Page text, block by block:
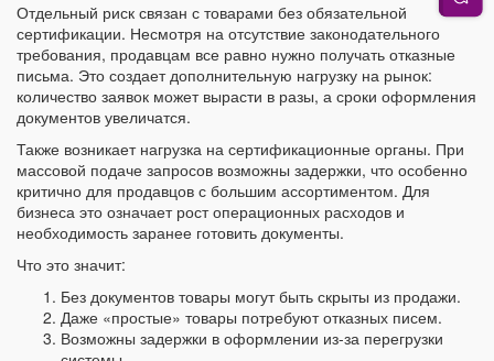
Отдельный риск связан с товарами без обязательной
сертификации. Несмотря на отсутствие законодательного
требования, продавцам все равно нужно получать отказные
письма. Это создает дополнительную нагрузку на рынок:
количество заявок может вырасти в разы, а сроки оформления
документов увеличатся.
Также возникает нагрузка на сертификационные органы. При
массовой подаче запросов возможны задержки, что особенно
критично для продавцов с большим ассортиментом. Для
бизнеса это означает рост операционных расходов и
необходимость заранее готовить документы.
Что это значит:
Без документов товары могут быть скрыты из продажи.
Даже «простые» товары потребуют отказных писем.
Возможны задержки в оформлении из-за перегрузки